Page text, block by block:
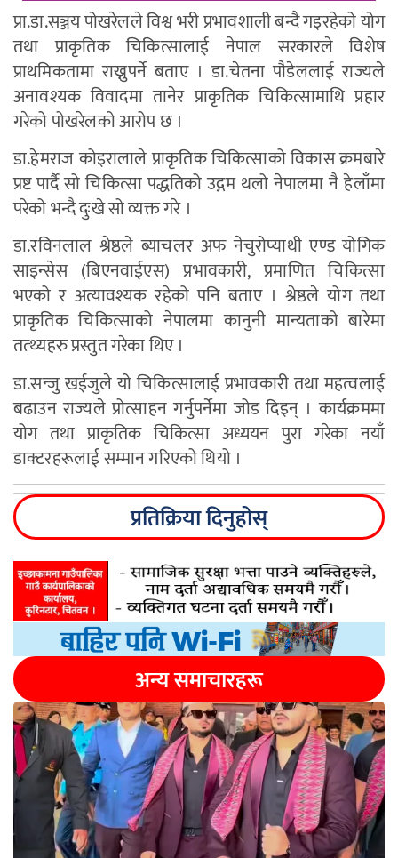
प्रा.डा.सञ्जय पोखरेलले विश्व भरी प्रभावशाली बन्दै गइरहेको योग
तथा प्राकृतिक चिकित्सालाई नेपाल सरकारले विशेष
प्राथमिकतामा राख्नुपर्ने बताए । डा.चेतना पौडेललाई राज्यले
अनावश्यक विवादमा तानेर प्राकृतिक चिकित्सामाथि प्रहार
गरेको पोखरेलको आरोप छ ।
डा.हेमराज कोइरालाले प्राकृतिक चिकित्साको विकास क्रमबारे
प्रष्ट पार्दै सो चिकित्सा पद्धतिको उद्गम थलो नेपालमा नै हेलाँमा
परेको भन्दै दुःखे सो व्यक्त गरे ।
डा.रविनलाल श्रेष्ठले ब्याचलर अफ नेचुरोप्याथी एण्ड योगिक
साइन्सेस (बिएनवाईएस) प्रभावकारी, प्रमाणित चिकित्सा
भएको र अत्यावश्यक रहेको पनि बताए । श्रेष्ठले योग तथा
प्राकृतिक चिकित्साको नेपालमा कानुनी मान्यताको बारेमा
तत्थ्यहरु प्रस्तुत गरेका थिए ।
डा.सन्जु खईजुले यो चिकित्सालाई प्रभावकारी तथा महत्वलाई
बढाउन राज्यले प्रोत्साहन गर्नुपर्नेमा जोड दिइन् । कार्यक्रममा
योग तथा प्राकृतिक चिकित्सा अध्ययन पुरा गरेका नयाँ
डाक्टरहरूलाई सम्मान गरिएको थियो ।
प्रतिक्रिया दिनुहोस्
अन्य समाचारहरू